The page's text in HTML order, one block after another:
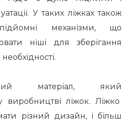
У таких ліжках також
механізми, що
ніші для зберігання
матеріал, який
виробництві ліжок. Ліжко
різний дизайн, і більш